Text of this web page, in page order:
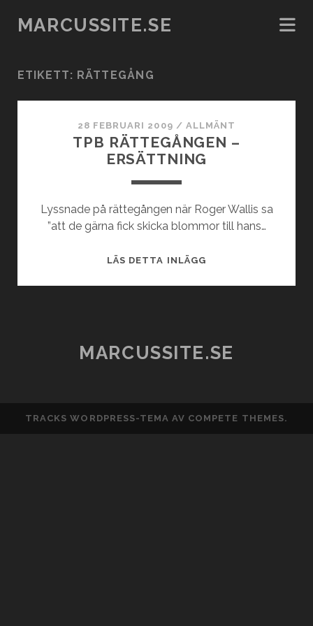
MARCUSSITE.SE
ETIKETT: RÄTTEGÅNG
28 FEBRUARI 2009 / ALLMÄNT
TPB RÄTTEGÅNGEN –
ERSÄTTNING
Lyssnade på rättegången när Roger Wallis sa
”att de gärna fick skicka blommor till hans…
LÄS DETTA INLÄGGTPB
MARCUSSITE.SE
TRACKS WORDPRESS-TEMA AV COMPETE THEMES.